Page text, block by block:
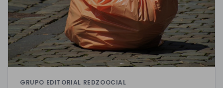
GRUPO EDITORIAL REDZOOCIAL